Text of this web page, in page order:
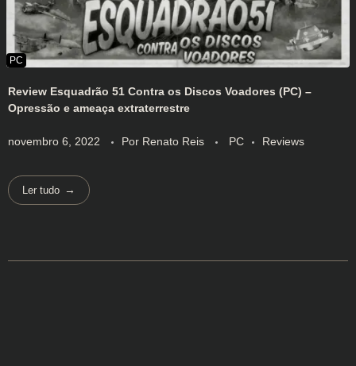
Review Esquadrão 51 Contra os Discos Voadores (PC) –
Opressão e ameaça extraterrestre
novembro 6, 2022 Por Renato Reis PC Reviews
Ler tudo